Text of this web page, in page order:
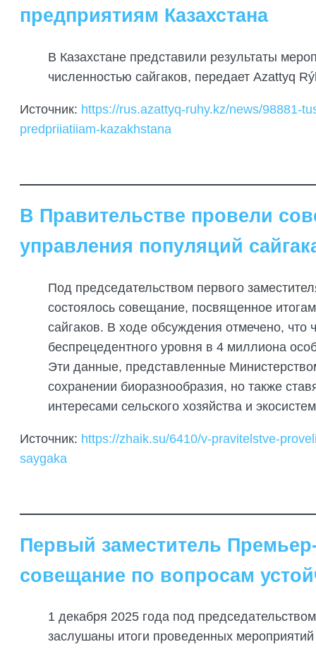
предприятиям Казахстана
В Казахстане представили результаты
численностью сайгаков, передает Azattyq
Источник: https://rus.azattyq-ruhy.kz/news/98881-
predpriiatiiam-kazakhstana
В Правительстве провели
управления популяций
Под председательством первого
состоялось совещание, посвященное
сайгаков. В ходе обсуждения отмечено, что
беспрецедентного уровня в 4 миллиона
Эти данные, представленные
сохранении биоразнообразия, но также
интересами сельского хозяйства и
Источник: https://zhaik.su/6410/v-pravitelstve-
saygaka
Первый заместитель
совещание по вопросам
1 декабря 2025 года под
заслушаны итоги проведенных